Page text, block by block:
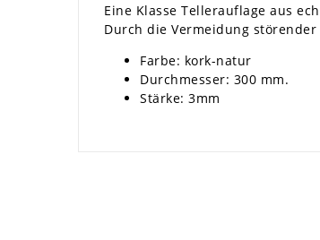
Eine Klasse Tellerauflage aus
Durch die Vermeidung
Farbe: kork-natur
Durchmesser: 300 mm.
Stärke: 3mm